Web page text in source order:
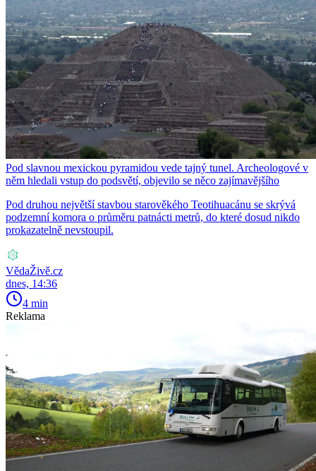
Pod slavnou mexickou pyramidou vede tajný tunel. Archeologové v
něm hledali vstup do podsvětí, objevilo se něco zajímavějšího
Pod druhou největší stavbou starověkého Teotihuacánu se skrývá
podzemní komora o průměru patnácti metrů, do které dosud nikdo
prokazatelně nevstoupil.
VědaŽivě.cz
dnes, 14:36
4 min
Reklama